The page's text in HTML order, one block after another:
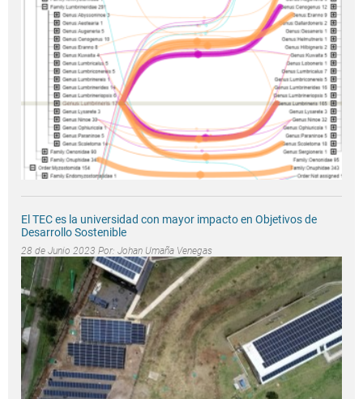
El TEC es la universidad con mayor impacto en Objetivos de
Desarrollo Sostenible
28 de Junio 2023 Por: Johan Umaña Venegas